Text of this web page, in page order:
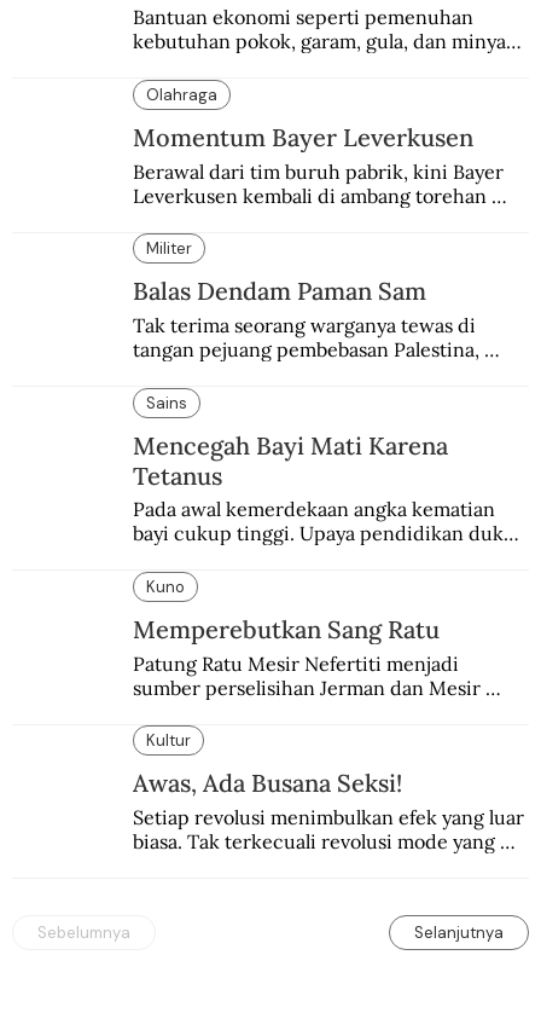
Bantuan ekonomi seperti pemenuhan
kebutuhan pokok, garam, gula, dan minyak
peringatan Hari Ibu.
Olahraga
Momentum Bayer Leverkusen
Berawal dari tim buruh pabrik, kini Bayer
Leverkusen kembali di ambang torehan
“Neverkusen”.
Militer
Balas Dendam Paman Sam
Tak terima seorang warganya tewas di
tangan pejuang pembebasan Palestina,
pembalasan.
Sains
Mencegah Bayi Mati Karena
Tetanus
Pada awal kemerdekaan angka kematian
bayi cukup tinggi. Upaya pendidikan dukun
Kuno
Memperebutkan Sang Ratu
Patung Ratu Mesir Nefertiti menjadi
sumber perselisihan Jerman dan Mesir
Kultur
Awas, Ada Busana Seksi!
Setiap revolusi menimbulkan efek yang luar
biasa. Tak terkecuali revolusi mode yang
Sebelumnya Selanjutnya